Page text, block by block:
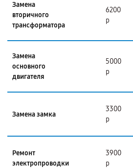
Замена
вторичного
трансформатора
6200
р
Замена
основного
двигателя
5000
р
Замена замка
3300
р
Ремонт
электропроводки
3900
р